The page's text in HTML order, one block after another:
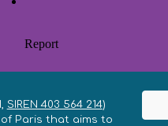
SIREN 403 564 214)
Paris that aims to